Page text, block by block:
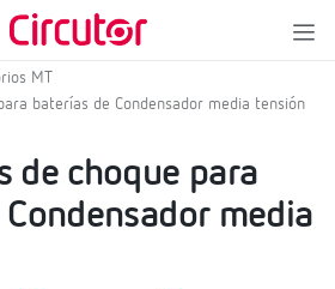
MT
baterías de Condensador media tensión
de choque para
media